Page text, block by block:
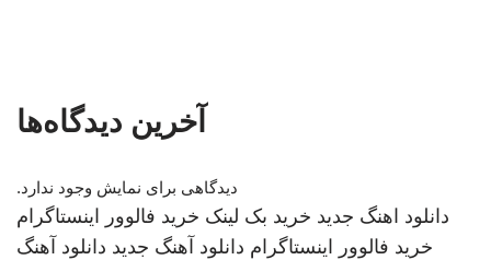
آخرین دیدگاه‌ها
دیدگاهی برای نمایش وجود ندارد.
دانلود اهنگ جدید خرید بک لینک خرید فالوور اینستاگرام
خرید فالوور اینستاگرام دانلود آهنگ جدید دانلود آهنگ